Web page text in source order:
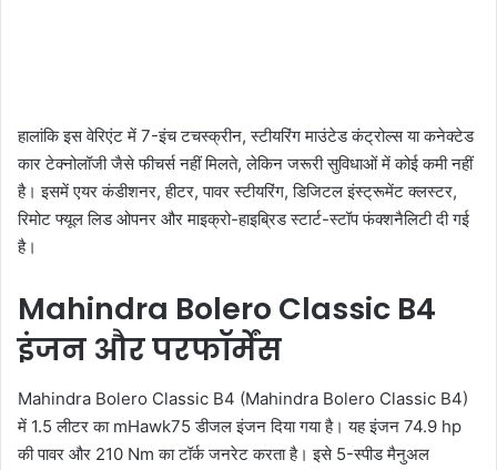
हालांकि इस वेरिएंट में 7-इंच टचस्क्रीन, स्टीयरिंग माउंटेड कंट्रोल्स या कनेक्टेड
कार टेक्नोलॉजी जैसे फीचर्स नहीं मिलते, लेकिन जरूरी सुविधाओं में कोई कमी नहीं
है। इसमें एयर कंडीशनर, हीटर, पावर स्टीयरिंग, डिजिटल इंस्ट्रूमेंट क्लस्टर,
रिमोट फ्यूल लिड ओपनर और माइक्रो-हाइब्रिड स्टार्ट-स्टॉप फंक्शनैलिटी दी गई
है।
Mahindra Bolero Classic B4
इंजन और परफॉर्मेंस
Mahindra Bolero Classic B4 (Mahindra Bolero Classic B4)
में 1.5 लीटर का mHawk75 डीजल इंजन दिया गया है। यह इंजन 74.9 hp
की पावर और 210 Nm का टॉर्क जनरेट करता है। इसे 5-स्पीड मैनुअल